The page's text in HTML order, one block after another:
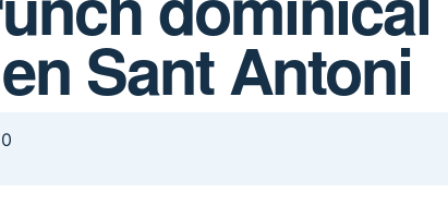
Sant Antoni